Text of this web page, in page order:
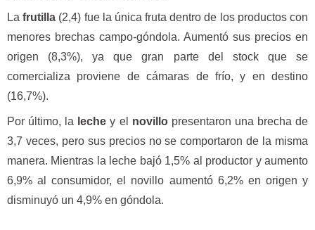
Lafrutilla (2,4) fue la única fruta dentro de los productos con
menores brechas campo-góndola. Aumentó sus precios en
origen (8,3%), ya que gran parte del stock que se
comercializa proviene de cámaras de frío, y en destino
(16,7%).
Por último, la leche y el novillopresentaron una brecha de
3,7 veces, pero sus precios no se comportaron de la misma
manera. Mientras la leche bajó 1,5% al productor y aumento
6,9% al consumidor, el novillo aumentó 6,2% en origen y
disminuyó un 4,9% en góndola.